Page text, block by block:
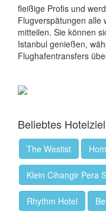
fleißige Profis und
Flugverspätungen alle
mitteilen. Sie können
Istanbul genießen,
Flughafentransfers
Beliebtes
The Westist
Klein Cihangir Pera
Rhythm Hotel